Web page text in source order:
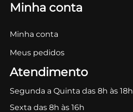
Minha conta
Minha conta
Meus pedidos
Atendimento
Segunda a Quinta das 8h às 18h
Sexta das 8h às 16h